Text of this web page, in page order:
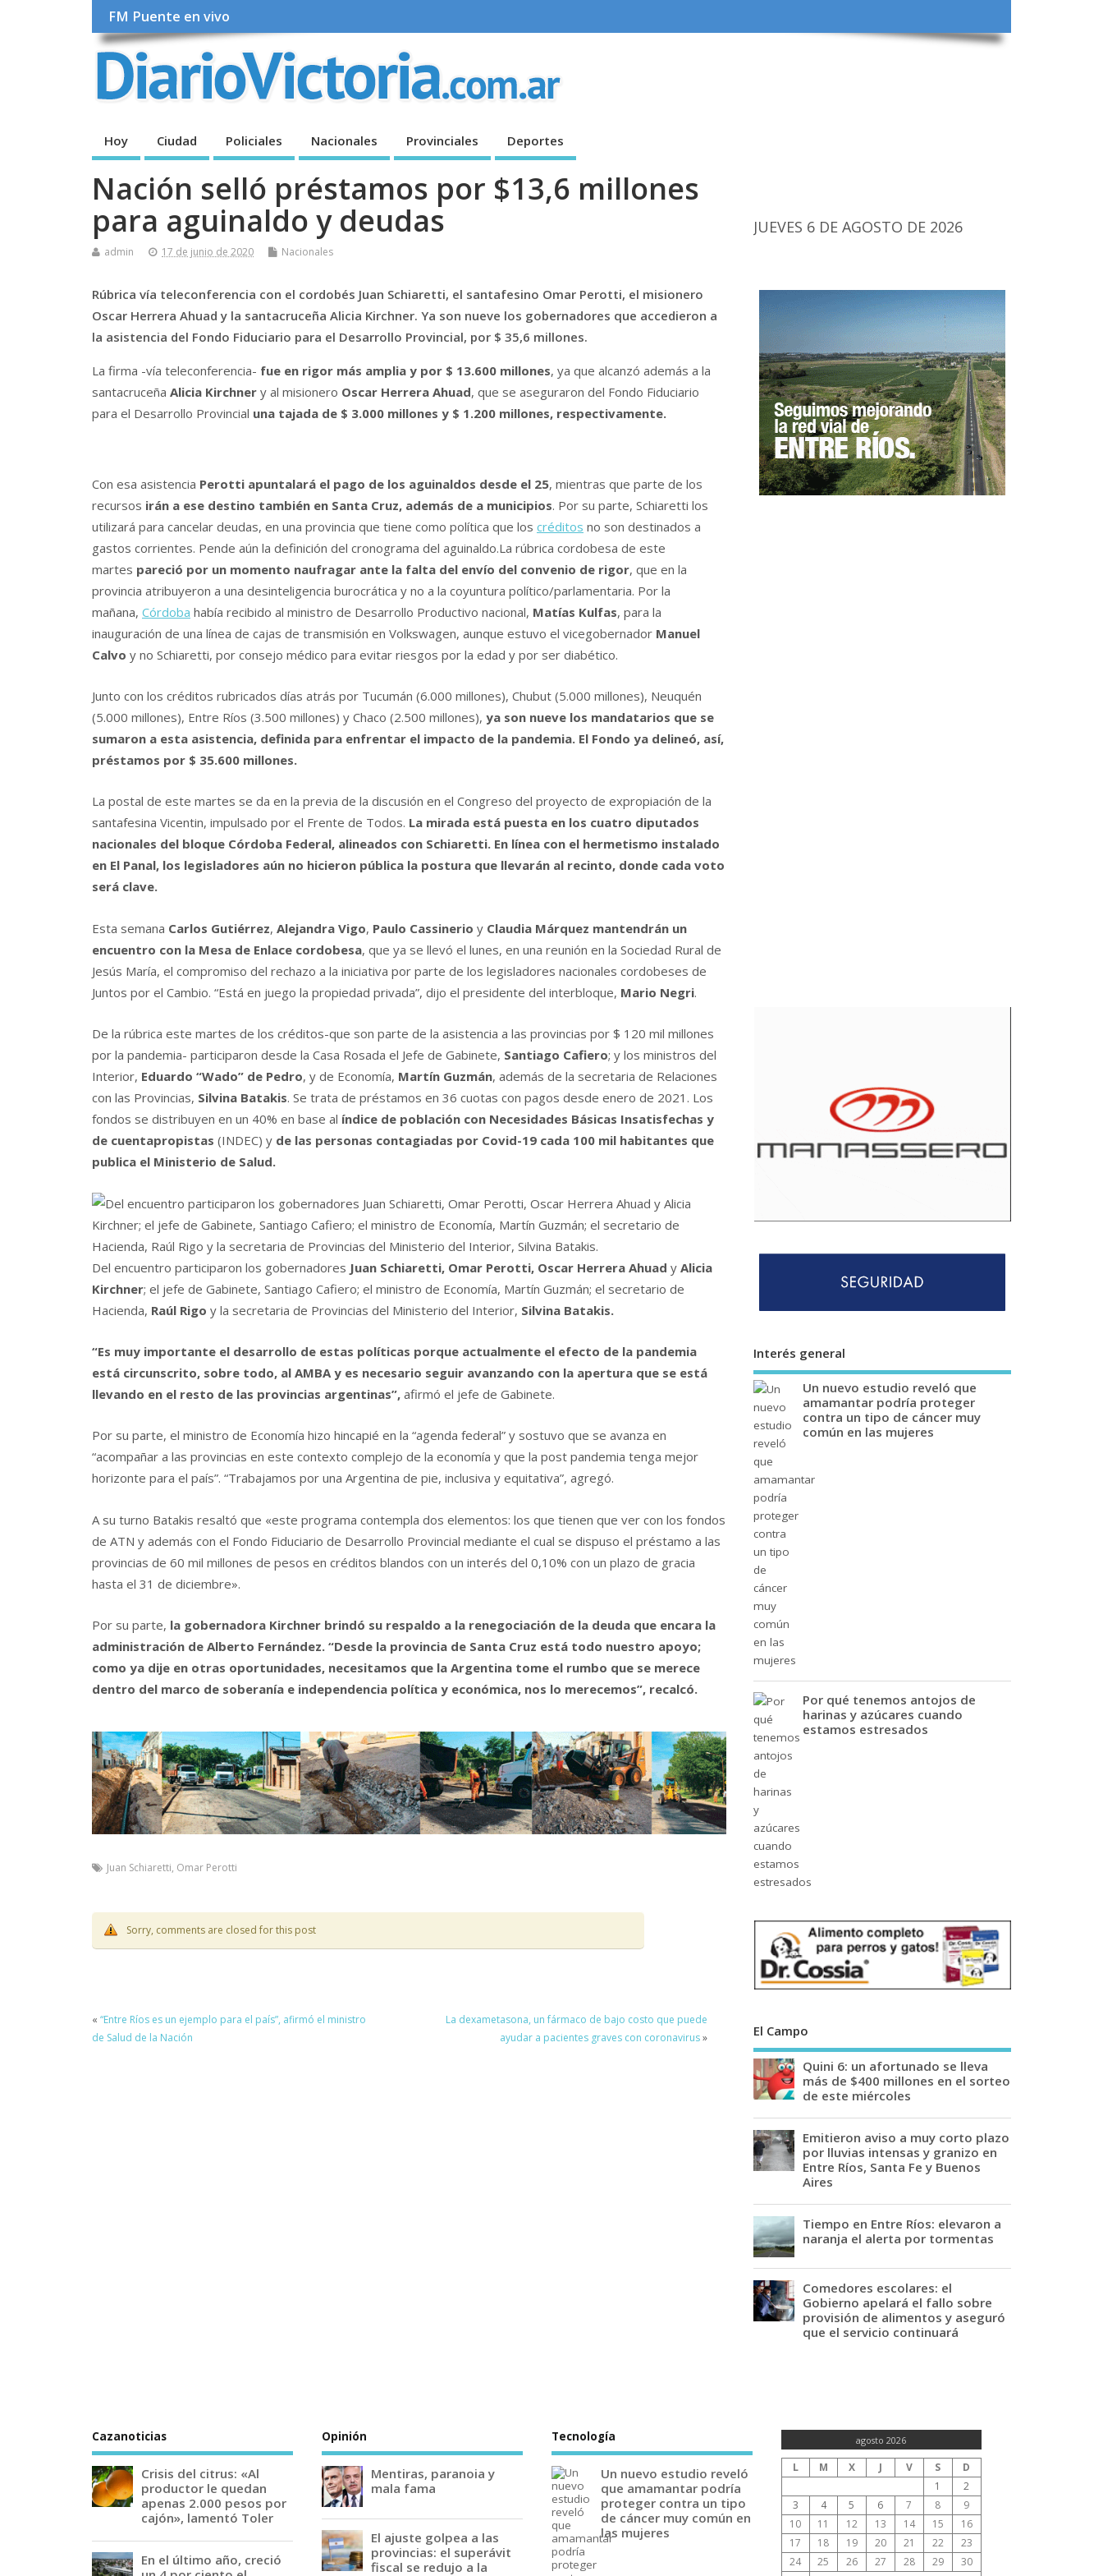
FM Puente en vivo
Hoy Ciudad Policiales Nacionales Provinciales Deportes
Nación selló préstamos por $13,6 millones
para aguinaldo y deudas
admin 17 de junio de 2020 Nacionales
Rúbrica vía teleconferencia con el cordobés Juan Schiaretti, el santafesino Omar Perotti, el misionero
Oscar Herrera Ahuad y la santacruceña Alicia Kirchner. Ya son nueve los gobernadores que accedieron a
la asistencia del Fondo Fiduciario para el Desarrollo Provincial, por $ 35,6 millones.
La firma -vía teleconferencia- fue en rigor más amplia y por $ 13.600 millones, ya que alcanzó además a la
santacruceña Alicia Kirchner y al misionero Oscar Herrera Ahuad, que se aseguraron del Fondo Fiduciario
para el Desarrollo Provincial una tajada de $ 3.000 millones y $ 1.200 millones, respectivamente.
Con esa asistencia Perotti apuntalará el pago de los aguinaldos desde el 25, mientras que parte de los
recursos irán a ese destino también en Santa Cruz, además de a municipios. Por su parte, Schiaretti los
utilizará para cancelar deudas, en una provincia que tiene como política que los créditos no son destinados a
gastos corrientes. Pende aún la definición del cronograma del aguinaldo.La rúbrica cordobesa de este
martes pareció por un momento naufragar ante la falta del envío del convenio de rigor, que en la
provincia atribuyeron a una desinteligencia burocrática y no a la coyuntura político/parlamentaria. Por la
mañana, Córdoba había recibido al ministro de Desarrollo Productivo nacional, Matías Kulfas, para la
inauguración de una línea de cajas de transmisión en Volkswagen, aunque estuvo el vicegobernador Manuel
Calvo y no Schiaretti, por consejo médico para evitar riesgos por la edad y por ser diabético.
Junto con los créditos rubricados días atrás por Tucumán (6.000 millones), Chubut (5.000 millones), Neuquén
(5.000 millones), Entre Ríos (3.500 millones) y Chaco (2.500 millones), ya son nueve los mandatarios que se
sumaron a esta asistencia, definida para enfrentar el impacto de la pandemia. El Fondo ya delineó, así,
préstamos por $ 35.600 millones.
La postal de este martes se da en la previa de la discusión en el Congreso del proyecto de expropiación de la
santafesina Vicentin, impulsado por el Frente de Todos. La mirada está puesta en los cuatro diputados
nacionales del bloque Córdoba Federal, alineados con Schiaretti. En línea con el hermetismo instalado
en El Panal, los legisladores aún no hicieron pública la postura que llevarán al recinto, donde cada voto
será clave.
Esta semana Carlos Gutiérrez, Alejandra Vigo, Paulo Cassinerio y Claudia Márquez mantendrán un
encuentro con la Mesa de Enlace cordobesa, que ya se llevó el lunes, en una reunión en la Sociedad Rural de
Jesús María, el compromiso del rechazo a la iniciativa por parte de los legisladores nacionales cordobeses de
Juntos por el Cambio. “Está en juego la propiedad privada”, dijo el presidente del interbloque, Mario Negri.
De la rúbrica este martes de los créditos-que son parte de la asistencia a las provincias por $ 120 mil millones
por la pandemia- participaron desde la Casa Rosada el Jefe de Gabinete, Santiago Cafiero; y los ministros del
Interior, Eduardo “Wado” de Pedro, y de Economía, Martín Guzmán, además de la secretaria de Relaciones
con las Provincias, Silvina Batakis. Se trata de préstamos en 36 cuotas con pagos desde enero de 2021. Los
fondos se distribuyen en un 40% en base al índice de población con Necesidades Básicas Insatisfechas y
de cuentapropistas (INDEC) y de las personas contagiadas por Covid-19 cada 100 mil habitantes que
publica el Ministerio de Salud.
Del encuentro participaron los gobernadores Juan Schiaretti, Omar Perotti, Oscar Herrera Ahuad y Alicia
Kirchner; el jefe de Gabinete, Santiago Cafiero; el ministro de Economía, Martín Guzmán; el secretario de
Hacienda, Raúl Rigo y la secretaria de Provincias del Ministerio del Interior, Silvina Batakis.
“Es muy importante el desarrollo de estas políticas porque actualmente el efecto de la pandemia
está circunscrito, sobre todo, al AMBA y es necesario seguir avanzando con la apertura que se está
llevando en el resto de las provincias argentinas”, afirmó el jefe de Gabinete.
Por su parte, el ministro de Economía hizo hincapié en la “agenda federal” y sostuvo que se avanza en
“acompañar a las provincias en este contexto complejo de la economía y que la post pandemia tenga mejor
horizonte para el país”. “Trabajamos por una Argentina de pie, inclusiva y equitativa”, agregó.
A su turno Batakis resaltó que «este programa contempla dos elementos: los que tienen que ver con los fondos
de ATN y además con el Fondo Fiduciario de Desarrollo Provincial mediante el cual se dispuso el préstamo a las
provincias de 60 mil millones de pesos en créditos blandos con un interés del 0,10% con un plazo de gracia
hasta el 31 de diciembre».
Por su parte, la gobernadora Kirchner brindó su respaldo a la renegociación de la deuda que encara la
administración de Alberto Fernández. “Desde la provincia de Santa Cruz está todo nuestro apoyo;
como ya dije en otras oportunidades, necesitamos que la Argentina tome el rumbo que se merece
dentro del marco de soberanía e independencia política y económica, nos lo merecemos”, recalcó.
Juan Schiaretti, Omar Perotti
Sorry, comments are closed for this post
« “Entre Ríos es un ejemplo para el país”, afirmó el ministro
de Salud de la Nación
La dexametasona, un fármaco de bajo costo que puede
ayudar a pacientes graves con coronavirus»
JUEVES 6 DE AGOSTO DE 2026
Interés general
Un nuevo estudio reveló que
amamantar podría proteger
contra un tipo de cáncer muy
común en las mujeres
Por qué tenemos antojos de
harinas y azúcares cuando
estamos estresados
El Campo
Quini 6: un afortunado se lleva
más de $400 millones en el sorteo
de este miércoles
Emitieron aviso a muy corto plazo
por lluvias intensas y granizo en
Entre Ríos, Santa Fe y Buenos
Aires
Tiempo en Entre Ríos: elevaron a
naranja el alerta por tormentas
Comedores escolares: el
Gobierno apelará el fallo sobre
provisión de alimentos y aseguró
que el servicio continuará
Cazanoticias
Crisis del citrus: «Al
productor le quedan
apenas 2.000 pesos por
cajón», lamentó Toler
En el último año, creció
Opinión
Mentiras, paranoia y
mala fama
El ajuste golpea a las
provincias: el superávit
fiscal se redujo a la
Tecnología
Un nuevo estudio reveló
que amamantar podría
proteger contra un tipo
de cáncer muy común en
las mujeres
agosto 2026
L M X J V S
D
1
2
3
4 5 6 7 8
9
10
11 12 13 14 15
16
17
18 19 20 21 22
23
24
25 26 27 28 29
30